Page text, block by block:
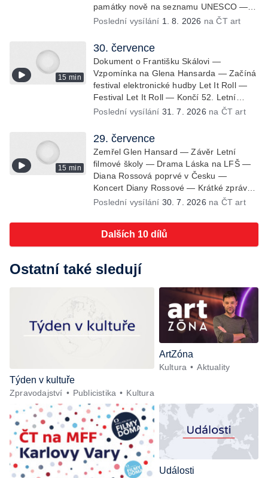
památky nově na seznamu UNESCO —
Krátké zprávy z kultury — Začíná Jiráskův
Poslední vysílání 1. 8. 2026 na ČT art
15 min
30. července
Dokument o Františku Skálovi —
Vzpomínka na Glena Hansarda — Začíná
festival elektronické hudby Let It Roll —
Festival Let It Roll — Končí 52. Letní
filmová škola — Krátké zprávy z kultury —
Marie Sněžné
Poslední vysílání 31. 7. 2026 na ČT art
15 min
29. července
Zemřel Glen Hansard — Závěr Letní
filmové školy — Drama Láska na LFŠ —
Diana Rossová poprvé v Česku —
Koncert Diany Rossové — Krátké zprávy z
kultury — Výstavy o proměnách Prahy —
Poslední vysílání 30. 7. 2026 na ČT art
Dalších 10 dílů
Ostatní také sledují
Týden v kultuře
Zpravodajství Publicistika Kultura
ArtZóna
Kultura Aktuality
Události